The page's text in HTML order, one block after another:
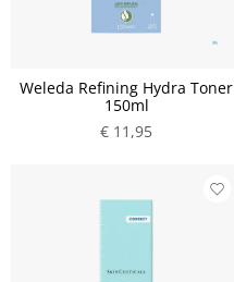
Weleda Refining Hydra Toner
150ml
€ 11,95